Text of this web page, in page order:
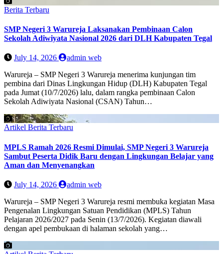
Berita Terbaru
SMP Negeri 3 Warureja Laksanakan Pembinaan Calon
Sekolah Adiwiyata Nasional 2026 dari DLH Kabupaten Tegal
July 14, 2026
admin web
Warureja – SMP Negeri 3 Warureja menerima kunjungan tim
pembina dari Dinas Lingkungan Hidup (DLH) Kabupaten Tegal
pada Jumat (10/7/2026) lalu, dalam rangka pembinaan Calon
Sekolah Adiwiyata Nasional (CSAN) Tahun…
Artikel Berita Terbaru
MPLS Ramah 2026 Resmi Dimulai, SMP Negeri 3 Warureja
Sambut Peserta Didik Baru dengan Lingkungan Belajar yang
Aman dan Menyenangkan
July 14, 2026
admin web
Warureja – SMP Negeri 3 Warureja resmi membuka kegiatan Masa
Pengenalan Lingkungan Satuan Pendidikan (MPLS) Tahun
Pelajaran 2026/2027 pada Senin (13/7/2026). Kegiatan diawali
dengan apel pembukaan di halaman sekolah yang…